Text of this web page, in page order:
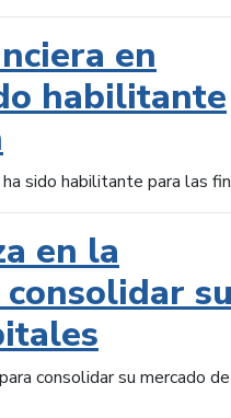
en
habilitante
sido habilitante para las
en la
consolidar su mercado de